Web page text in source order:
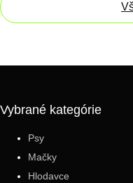
Vybrané kategórie
Psy
Mačky
Hlodavce